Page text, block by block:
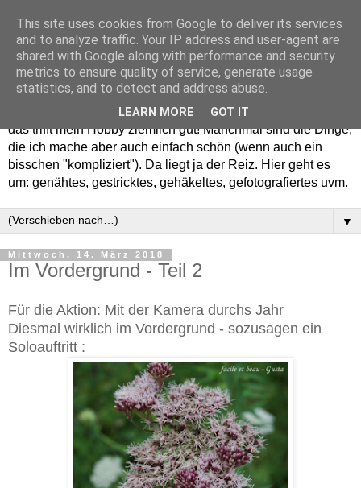
Willkommen in meinem "Wohnzimmer". Einfach und schön -
das trifft mein Hobby ziemlich gut! Manchmal sind die Dinge,
die ich mache aber auch einfach schön (wenn auch ein
bisschen "kompliziert"). Da liegt ja der Reiz. Hier geht es
um: genähtes, gestricktes, gehäkeltes, gefotografiertes uvm.
▼
Mittwoch, 14. März 2018
Im Vordergrund - Teil 2
Für die Aktion: Mit der Kamera durchs Jahr
Diesmal wirklich im Vordergrund - sozusagen ein
Soloauftritt :
This site uses cookies from Google to deliver its services
and to analyze traffic. Your IP address and user-agent are
shared with Google along with performance and security
metrics to ensure quality of service, generate usage
statistics, and to detect and address abuse.
LEARN MORE GOT IT